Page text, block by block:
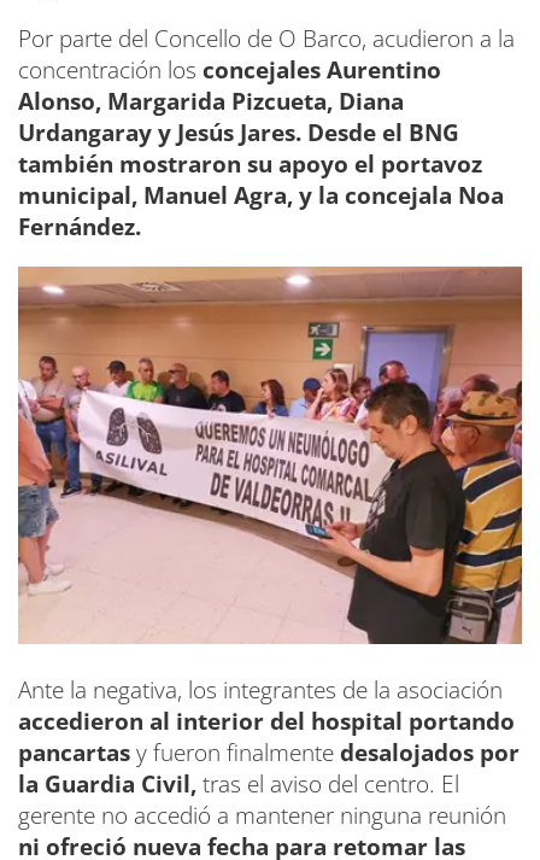
Por parte del Concello de O Barco, acudieron a la
concentración los concejales Aurentino
Alonso, Margarida Pizcueta, Diana
Urdangaray y Jesús Jares. Desde el BNG
también mostraron su apoyo el portavoz
municipal, Manuel Agra, y la concejala Noa
Fernández.
Ante la negativa, los integrantes de la asociación
accedieron al interior del hospital portando
pancartasy fueron finalmente desalojados por
la Guardia Civil,tras el aviso del centro. El
gerente no accedió a mantener ninguna reunión
ni ofreció nueva fecha para retomar las